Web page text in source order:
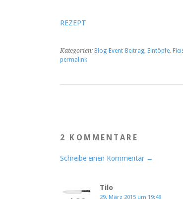
REZEPT
Kategorien: Blog-Event-Beitrag, Eintöpfe,
permalink
2 KOMMENTARE
Schreibe einen Kommentar →
Tilo
29. März 2015 um 19:48